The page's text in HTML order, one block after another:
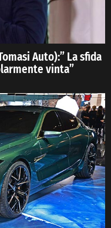
Auto):” La sfida
vinta”